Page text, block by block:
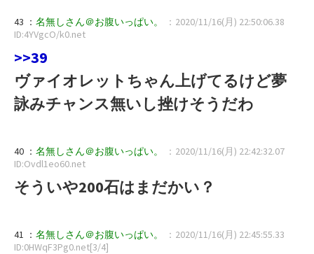
43 ： 名無しさん＠お腹いっぱい。
：2020/11/16(月) 22:50:06.38
ID:4YVgcO/k0.net
>>39
ヴァイオレットちゃん上げてるけど夢
詠みチャンス無いし挫けそうだわ
40 ： 名無しさん＠お腹いっぱい。
：2020/11/16(月) 22:42:32.07
ID:Ovdl1eo60.net
そういや200石はまだかい？
41 ： 名無しさん＠お腹いっぱい。
：2020/11/16(月) 22:45:55.33
ID:0HWqF3Pg0.net[3/4]